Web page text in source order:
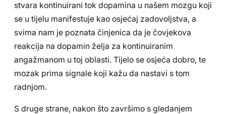
stvara kontinuirani tok dopamina u našem mozgu koji
se u tijelu manifestuje kao osjećaj zadovoljstva, a
svima nam je poznata činjenica da je čovjekova
reakcija na dopamin želja za kontinuiranim
angažmanom u toj oblasti. Tijelo se osjeća dobro, te
mozak prima signale koji kažu da nastavi s tom
radnjom.
S druge strane, nakon što završimo s gledanjem